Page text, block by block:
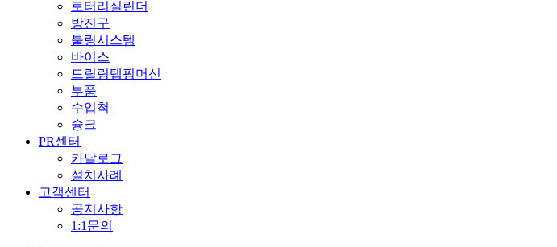
로터리실린더
방진구
툴링시스템
바이스
드릴링탭핑머신
부품
수입척
슝크
PR센터
카달로그
설치사례
고객센터
공지사항
1:1문의